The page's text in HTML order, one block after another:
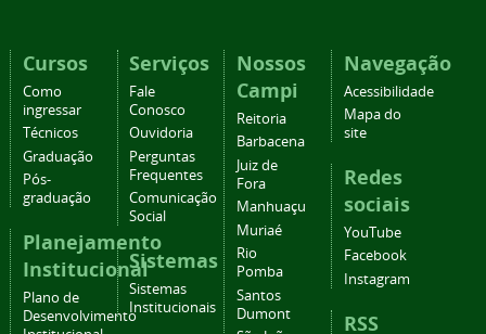
Cursos
Como
ingressar
Técnicos
Graduação
Pós-
graduação
Planejamento
Institucional
Plano de
Desenvolvimento
Serviços
Fale
Conosco
Ouvidoria
Perguntas
Frequentes
Comunicação
Social
Sistemas
Sistemas
Institucionais
Nossos
Campi
Reitoria
Barbacena
Juiz de
Fora
Manhuaçu
Muriaé
Rio
Pomba
Santos
Dumont
Navegação
Acessibilidade
Mapa do
site
Redes
sociais
YouTube
Facebook
Instagram
RSS